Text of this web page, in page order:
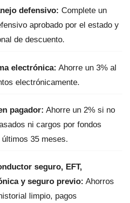
defensivo: Complete un
aprobado por el estado y
de descuento.
electrónica: Ahorre un 3% al
electrónicamente.
pagador: Ahorre un 2% si no
ni cargos por fondos
35 meses.
seguro, EFT,
y seguro previo: Ahorros
limpio, pagos